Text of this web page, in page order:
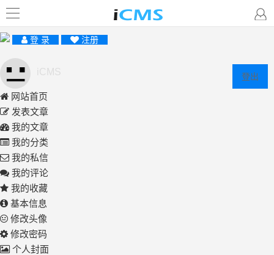
登 录 注册
登出
网站首页
发表文章
我的文章
我的分类
我的私信
我的评论
我的收藏
基本信息
修改头像
修改密码
个人封面